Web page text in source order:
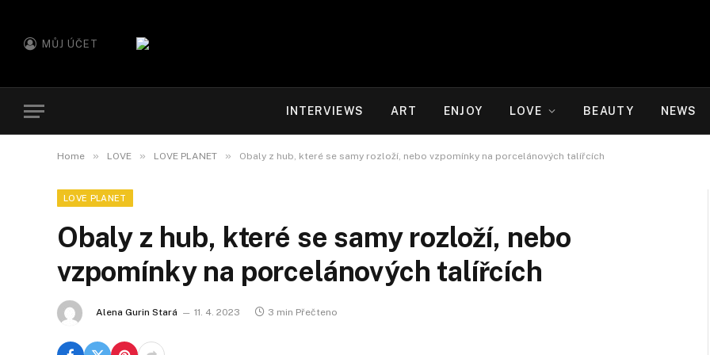
MŮJ ÚČET
INTERVIEWS ART ENJOY LOVE BEAUTY NEWS
Home » LOVE » LOVE PLANET » Obaly z hub, které se samy rozloží, nebo vzpomínky na porcelánových talířcích
LOVE PLANET
Obaly z hub, které se samy rozloží, nebo
vzpomínky na porcelánových talířcích
Alena Gurin Stará 11. 4. 2023 3 min Přečteno